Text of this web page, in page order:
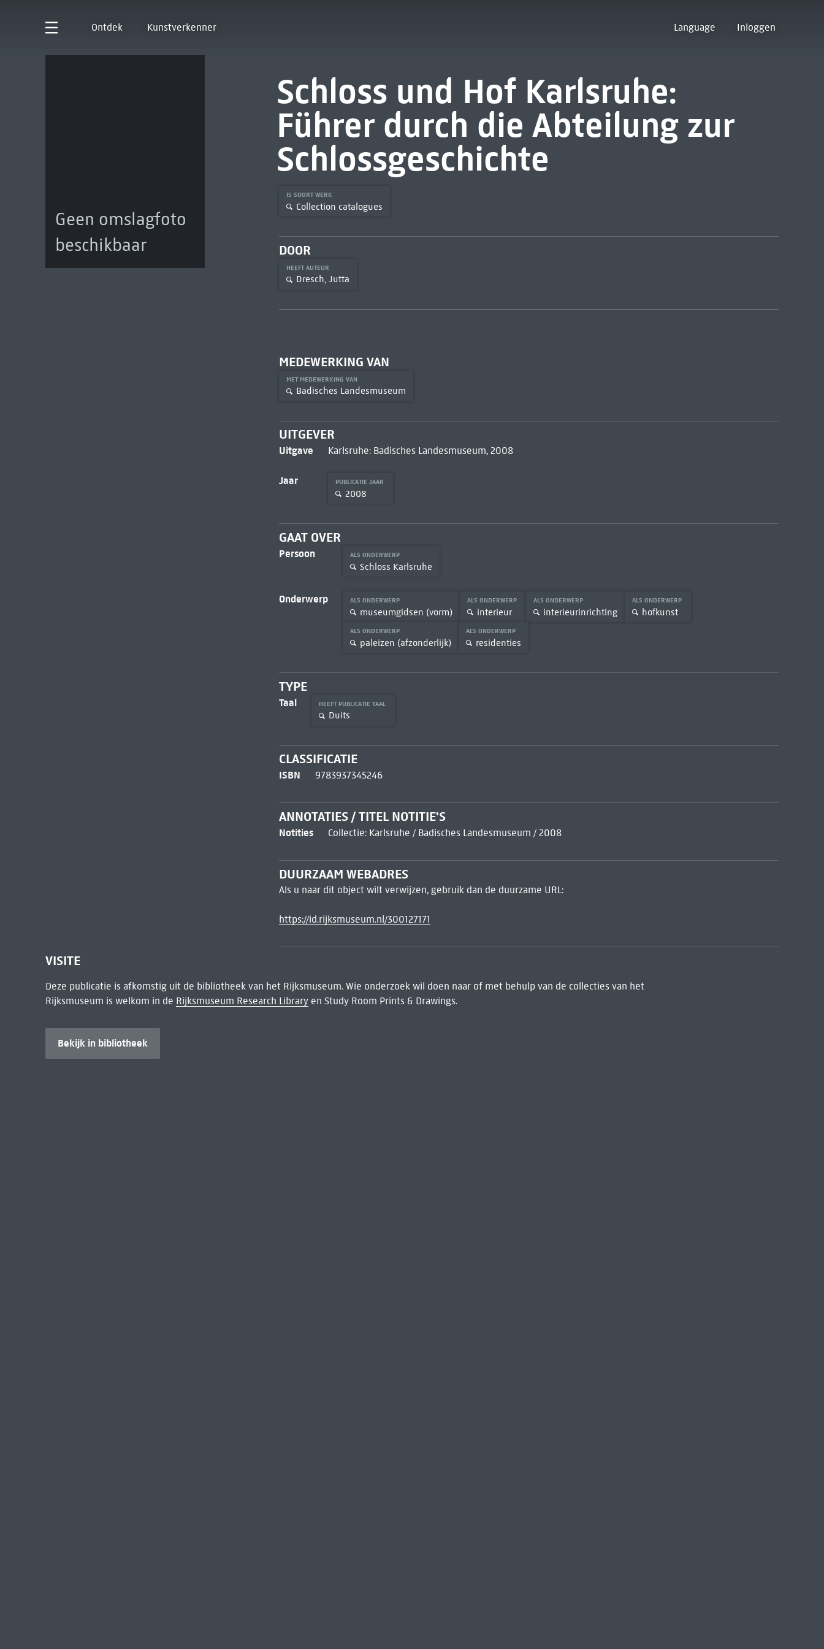
Ontdek Kunstverkenner Language Inloggen
Geen omslagfoto
beschikbaar
Schloss und Hof Karlsruhe:
Führer durch die Abteilung zur
Schlossgeschichte
IS SOORT WERK
Collection catalogues
DOOR
HEEFT AUTEUR
Dresch, Jutta
MEDEWERKING VAN
MET MEDEWERKING VAN
Badisches Landesmuseum
UITGEVER
Uitgave Karlsruhe: Badisches Landesmuseum, 2008
Jaar PUBLICATIE JAAR
2008
GAAT OVER
Persoon ALS ONDERWERP
Schloss Karlsruhe
Onderwerp ALS ONDERWERP
museumgidsen (vorm)
ALS ONDERWERP
interieur
ALS ONDERWERP
interieurinrichting
ALS ONDERWERP
hofkunst
ALS ONDERWERP
paleizen (afzonderlijk)
ALS ONDERWERP
residenties
TYPE
Taal HEEFT PUBLICATIE TAAL
Duits
CLASSIFICATIE
ISBN 9783937345246
ANNOTATIES / TITEL NOTITIE'S
Notities Collectie: Karlsruhe / Badisches Landesmuseum / 2008
DUURZAAM WEBADRES
Als u naar dit object wilt verwijzen, gebruik dan de duurzame URL:
https://id.rijksmuseum.nl/300127171
VISITE
Deze publicatie is afkomstig uit de bibliotheek van het Rijksmuseum. Wie onderzoek wil doen naar of met behulp van de collecties van het
Rijksmuseum is welkom in de Rijksmuseum Research Libraryen Study Room Prints & Drawings.
Bekijk in bibliotheek